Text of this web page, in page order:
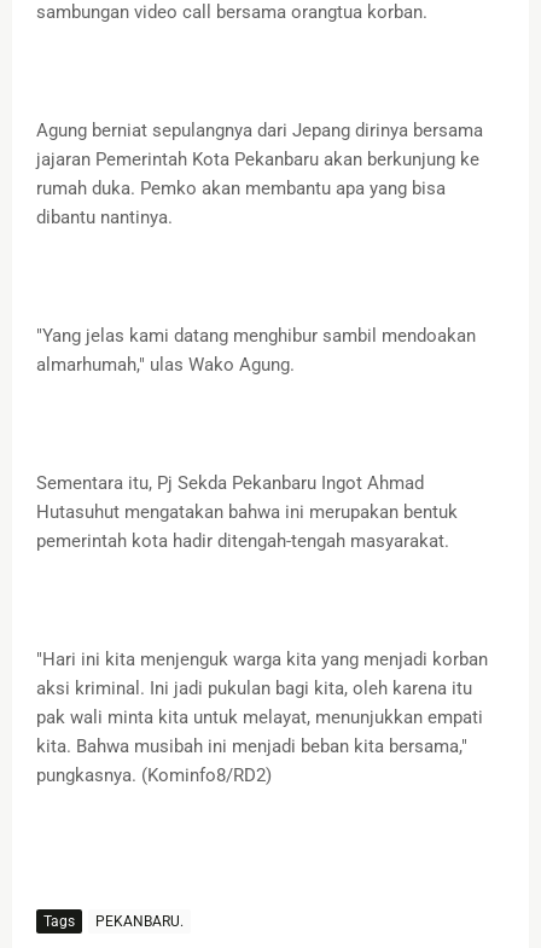
sambungan video call bersama orangtua korban.
Agung berniat sepulangnya dari Jepang dirinya bersama
jajaran Pemerintah Kota Pekanbaru akan berkunjung ke
rumah duka. Pemko akan membantu apa yang bisa
dibantu nantinya.
"Yang jelas kami datang menghibur sambil mendoakan
almarhumah," ulas Wako Agung.
Sementara itu, Pj Sekda Pekanbaru Ingot Ahmad
Hutasuhut mengatakan bahwa ini merupakan bentuk
pemerintah kota hadir ditengah-tengah masyarakat.
"Hari ini kita menjenguk warga kita yang menjadi korban
aksi kriminal. Ini jadi pukulan bagi kita, oleh karena itu
pak wali minta kita untuk melayat, menunjukkan empati
kita. Bahwa musibah ini menjadi beban kita bersama,"
pungkasnya. (Kominfo8/RD2)
Tags PEKANBARU.